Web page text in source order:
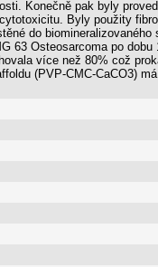
Konečně pak byly
Byly použity
do biomineralizovaného
63 Osteosarcoma po dobu
více než 80% což
(PVP-CMC-CaCO3)